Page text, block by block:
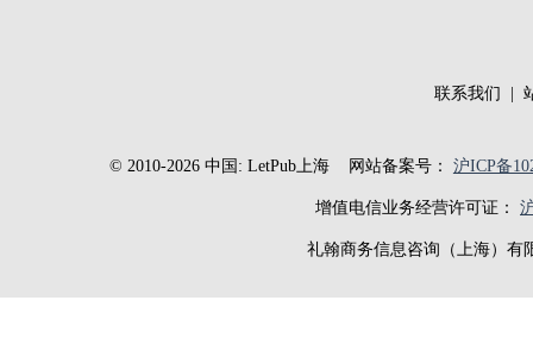
联系我们
© 2010-2026 中国: LetPub上海网站备案号： 沪ICP备
增值电信业务经营许可证：
礼翰商务信息咨询（上海）